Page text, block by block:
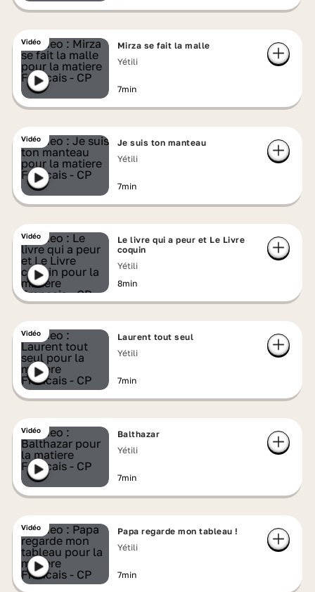
Vidéo
Mirza se fait la malle
Yétili
7min
Vidéo
Je suis ton manteau
Yétili
7min
Vidéo
Le livre qui a peur et Le Livre
coquin
Yétili
8min
Vidéo
Laurent tout seul
Yétili
7min
Vidéo
Balthazar
Yétili
7min
Vidéo
Papa regarde mon tableau !
Yétili
7min